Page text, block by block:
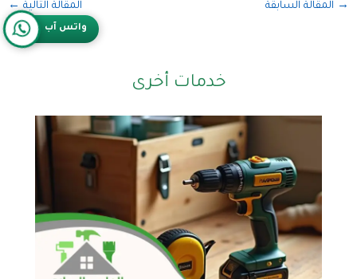
→ المقالة السابقة المقالة التالية ←
خدمات أخرى
واتس آب